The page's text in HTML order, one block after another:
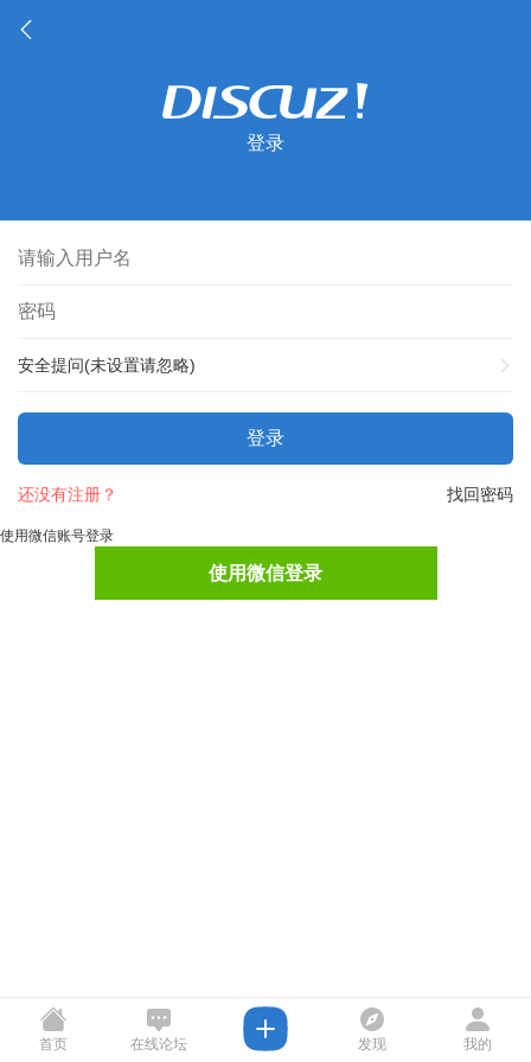
登录
安全提问(未设置请忽略)
登录
找回密码
还没有注册？
使用微信账号登录
使用微信登录
首页 在线论坛 发现 我的